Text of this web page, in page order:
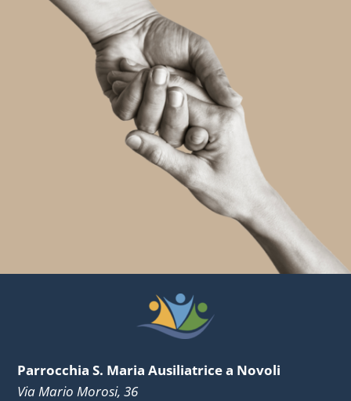
Parrocchia S. Maria Ausiliatrice a Novoli
Via Mario Morosi, 36